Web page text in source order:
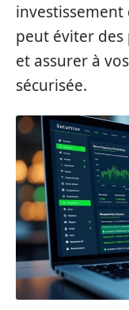
peut éviter
et assurer à
sécurisée.